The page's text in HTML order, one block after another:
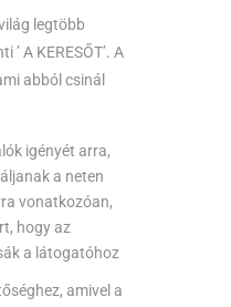
legtöbb
A KERESŐT’. A
abból csinál
igényét arra,
a neten
vonatkozóan,
hogy az
a látogatóhoz
amivel a